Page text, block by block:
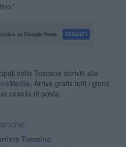
della Toscana iscriviti alla
Arriva gratis tutti i giorni
casella di posta.
Tomaino